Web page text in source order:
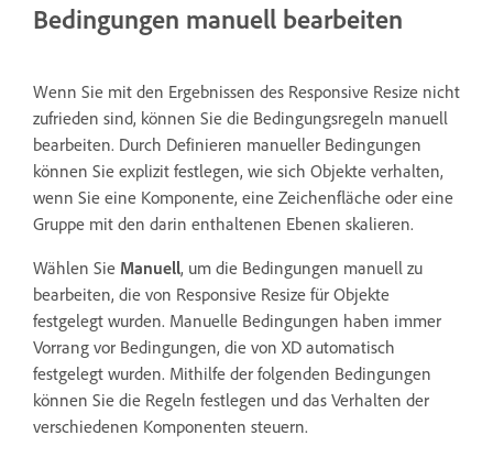
Bedingungen manuell bearbeiten
Wenn Sie mit den Ergebnissen des Responsive Resize nicht
zufrieden sind, können Sie die Bedingungsregeln manuell
bearbeiten. Durch Definieren manueller Bedingungen
können Sie explizit festlegen, wie sich Objekte verhalten,
wenn Sie eine Komponente, eine Zeichenfläche oder eine
Gruppe mit den darin enthaltenen Ebenen skalieren.
Wählen Sie Manuell, um die Bedingungen manuell zu
bearbeiten, die von Responsive Resize für Objekte
festgelegt wurden. Manuelle Bedingungen haben immer
Vorrang vor Bedingungen, die von XD automatisch
festgelegt wurden. Mithilfe der folgenden Bedingungen
können Sie die Regeln festlegen und das Verhalten der
verschiedenen Komponenten steuern.